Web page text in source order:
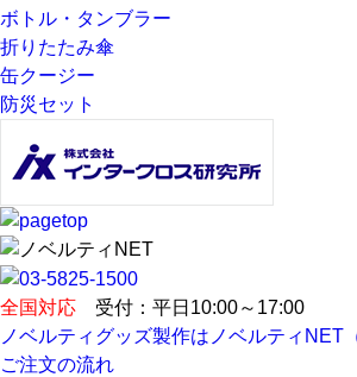
ボトル・タンブラー
折りたたみ傘
缶クージー
防災セット
全国対応 受付：平日10:00～17:00
ノベルティグッズ製作はノベルティNET
ご注文の流れ